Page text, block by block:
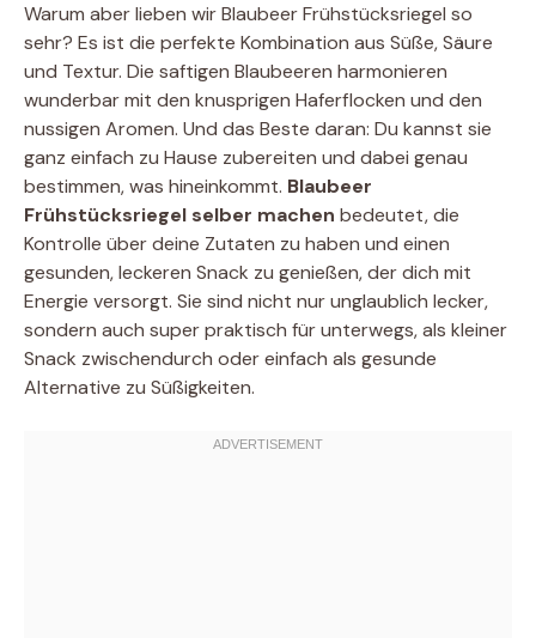
Warum aber lieben wir Blaubeer Frühstücksriegel so
sehr? Es ist die perfekte Kombination aus Süße, Säure
und Textur. Die saftigen Blaubeeren harmonieren
wunderbar mit den knusprigen Haferflocken und den
nussigen Aromen. Und das Beste daran: Du kannst sie
ganz einfach zu Hause zubereiten und dabei genau
bestimmen, was hineinkommt. Blaubeer
Frühstücksriegel selber machen bedeutet, die
Kontrolle über deine Zutaten zu haben und einen
gesunden, leckeren Snack zu genießen, der dich mit
Energie versorgt. Sie sind nicht nur unglaublich lecker,
sondern auch super praktisch für unterwegs, als kleiner
Snack zwischendurch oder einfach als gesunde
Alternative zu Süßigkeiten.